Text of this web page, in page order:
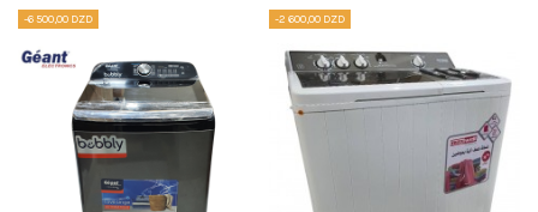
-6 500,00 DZD -2 600,00 DZD